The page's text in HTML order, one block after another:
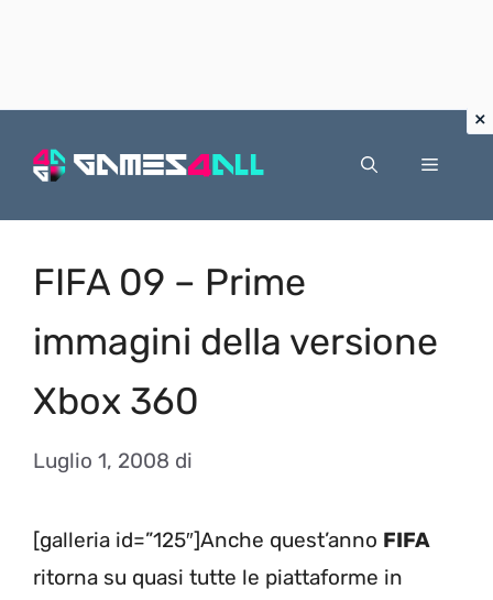
Menu
FIFA 09 – Prime
immagini della versione
Xbox 360
Luglio 1, 2008 di
[galleria id=”125″]Anche quest’anno FIFA
ritorna su quasi tutte le piattaforme in